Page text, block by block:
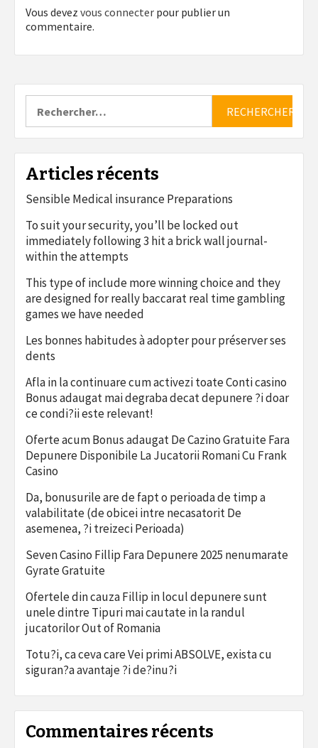
Vous devez vous connecter pour publier un
commentaire.
Articles récents
Sensible Medical insurance Preparations
To suit your security, you’ll be locked out
immediately following 3 hit a brick wall journal-
within the attempts
This type of include more winning choice and they
are designed for really baccarat real time gambling
games we have needed
Les bonnes habitudes à adopter pour préserver ses
dents
Afla in la continuare cum activezi toate Conti casino
Bonus adaugat mai degraba decat depunere ?i doar
ce condi?ii este relevant!
Oferte acum Bonus adaugat De Cazino Gratuite Fara
Depunere Disponibile La Jucatorii Romani Cu Frank
Casino
Da, bonusurile are de fapt o perioada de timp a
valabilitate (de obicei intre necasatorit De
asemenea, ?i treizeci Perioada)
Seven Casino Fillip Fara Depunere 2025 nenumarate
Gyrate Gratuite
Ofertele din cauza Fillip in locul depunere sunt
unele dintre Tipuri mai cautate in la randul
jucatorilor Out of Romania
Totu?i, ca ceva care Vei primi ABSOLVE, exista cu
siguran?a avantaje ?i de?inu?i
Commentaires récents